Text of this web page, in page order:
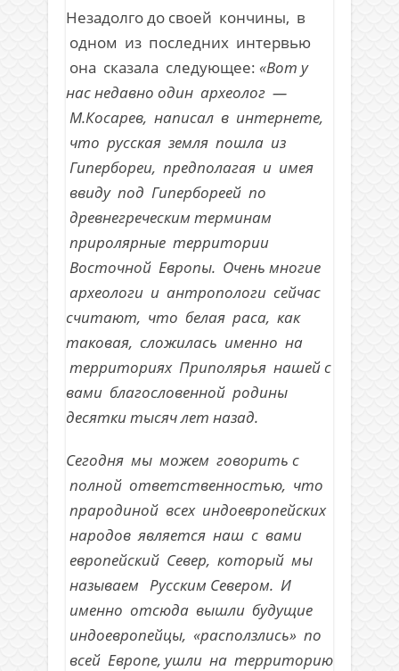
Незадолго до своей кончины, в
одном из последних интервью
она сказала следующее: «Вот у
нас недавно один археолог —
М.Косарев, написал в интернете,
что русская земля пошла из
Гипербореи, предполагая и имея
ввиду под Гипербореей по
древнегреческим терминам
приролярные территории
Восточной Европы. Очень многие
археологи и антропологи сейчас
считают, что белая раса, как
таковая, сложилась именно на
территориях Приполярья нашей с
вами благословенной родины
десятки тысяч лет назад.
Сегодня мы можем говорить с
полной ответственностью, что
прародиной всех индоевропейских
народов является наш с вами
европейский Север, который мы
называем Русским Севером. И
именно отсюда вышли будущие
индоевропейцы, «расползлись» по
всей Европе, ушли на территорию